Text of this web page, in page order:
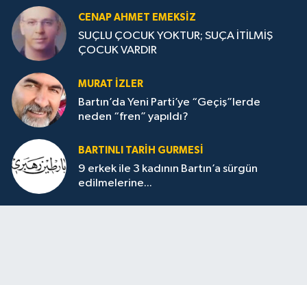
CENAP AHMET EMEKSİZ
SUÇLU ÇOCUK YOKTUR; SUÇA İTİLMİŞ
ÇOCUK VARDIR
MURAT İZLER
Bartın’da Yeni Parti’ye “Geçiş”lerde
neden “fren” yapıldı?
BARTINLI TARIH GURMESI
9 erkek ile 3 kadının Bartın’a sürgün
edilmelerine...